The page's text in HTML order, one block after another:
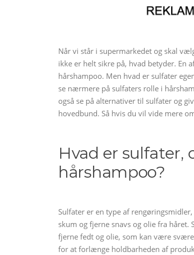
Når vi står i supermarkedet og skal
ikke er helt sikre på, hvad betyder. En
hårshampoo. Men hvad er sulfater
se nærmere på sulfaters rolle i
også se på alternativer til sulfater og
hovedbund. Så hvis du vil vide mere
Hvad er sulfater,
hårshampoo?
Sulfater er en type af
skum og fjerne snavs og olie fra
fjerne fedt og olie, som kan være
for at forlænge holdbarheden af